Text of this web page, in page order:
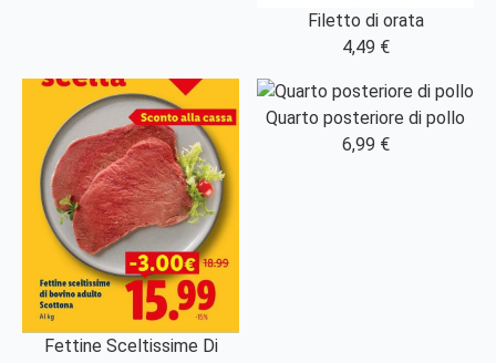
Filetto di orata
4,49 €
Fettine Sceltissime Di
Quarto posteriore di pollo
6,99 €